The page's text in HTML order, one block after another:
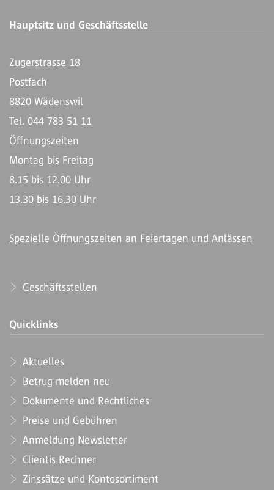
Hauptsitz und Geschäftsstelle
Zugerstrasse 18
Postfach
8820 Wädenswil
Tel. 044 783 51 11
Öffnungszeiten
Montag bis Freitag
8.15 bis 12.00 Uhr
13.30 bis 16.30 Uhr
Spezielle Öffnungszeiten an Feiertagen und Anlässen
Geschäftsstellen
Quicklinks
Aktuelles
Betrug melden neu
Dokumente und Rechtliches
Preise und Gebühren
Anmeldung Newsletter
Clientis Rechner
Zinssätze und Kontosortiment